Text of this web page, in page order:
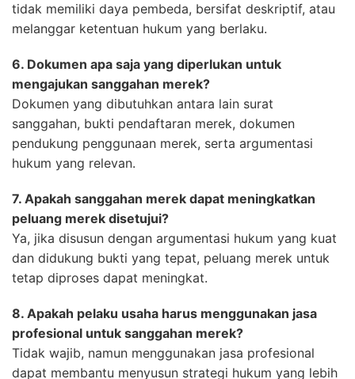
tidak memiliki daya pembeda, bersifat deskriptif, atau
melanggar ketentuan hukum yang berlaku.
6. Dokumen apa saja yang diperlukan untuk
mengajukan sanggahan merek?
Dokumen yang dibutuhkan antara lain surat
sanggahan, bukti pendaftaran merek, dokumen
pendukung penggunaan merek, serta argumentasi
hukum yang relevan.
7. Apakah sanggahan merek dapat meningkatkan
peluang merek disetujui?
Ya, jika disusun dengan argumentasi hukum yang kuat
dan didukung bukti yang tepat, peluang merek untuk
tetap diproses dapat meningkat.
8. Apakah pelaku usaha harus menggunakan jasa
profesional untuk sanggahan merek?
Tidak wajib, namun menggunakan jasa profesional
dapat membantu menyusun strategi hukum yang lebih